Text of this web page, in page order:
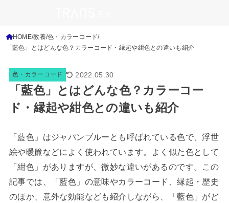
HOME 教養 色・カラーコード
「藍色」とはどんな色？カラーコード・縁起や紺色との違いも紹介
色・カラーコード 2022.05.30
「藍色」とはどんな色？カラーコー
ド・縁起や紺色との違いも紹介
「藍色」はジャパンブルーとも呼ばれている色で、浮世
絵や暖簾などによく使われています。よく似た色として
「紺色」がありますが、微妙な違いがあるのです。この
記事では、「藍色」の意味やカラーコード、縁起・歴史
のほか、意外な効能なども紹介しながら、「藍色」がど